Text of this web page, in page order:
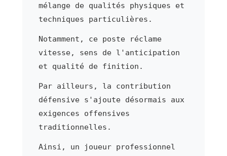
mélange de qualités physiques et
techniques particulières.
Notamment, ce poste réclame
vitesse, sens de l'anticipation
et qualité de finition.
Par ailleurs, la contribution
défensive s'ajoute désormais aux
exigences offensives
traditionnelles.
Ainsi, un joueur professionnel